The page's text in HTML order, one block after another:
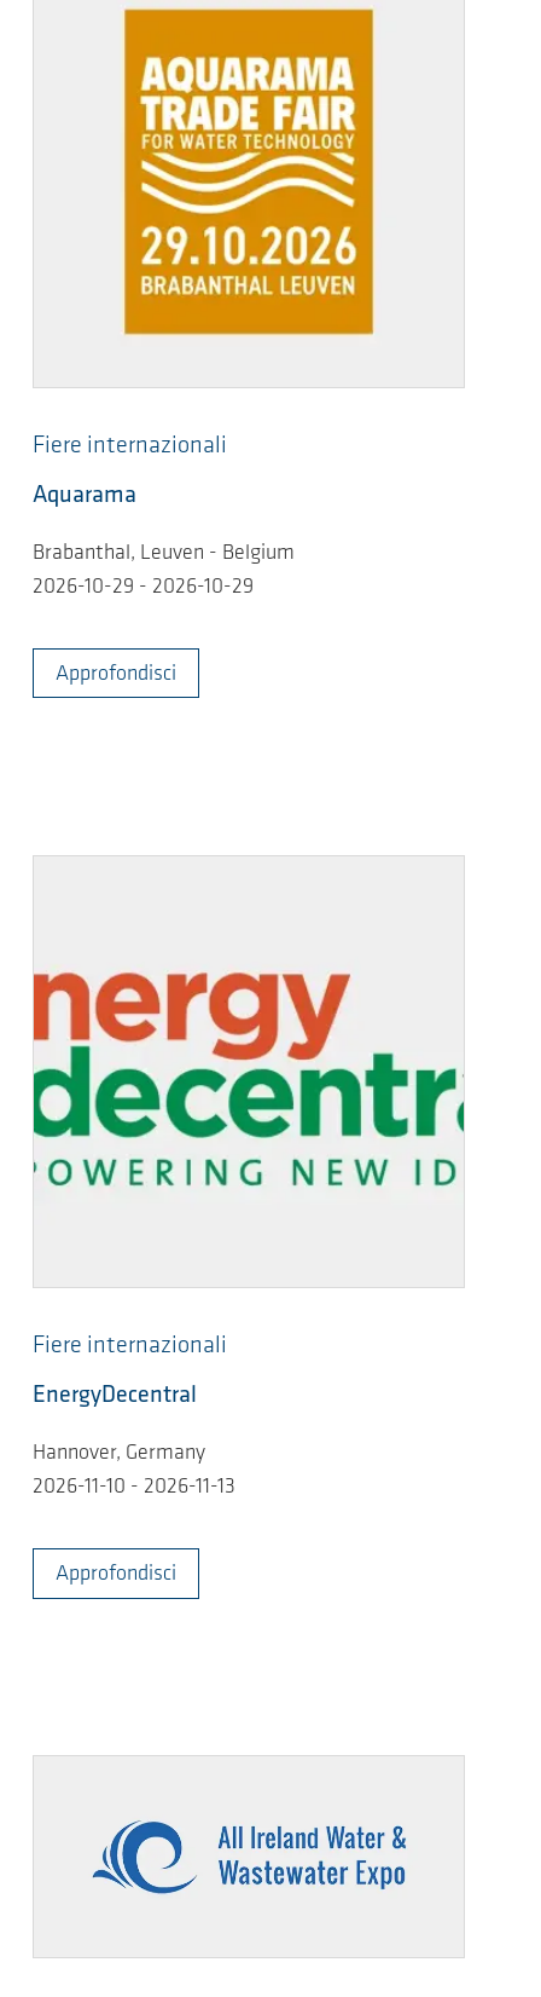
Fiere internazionali
Aquarama
Brabanthal, Leuven - Belgium
2026-10-29 - 2026-10-29
Approfondisci
Fiere internazionali
EnergyDecentral
Hannover, Germany
2026-11-10 - 2026-11-13
Approfondisci